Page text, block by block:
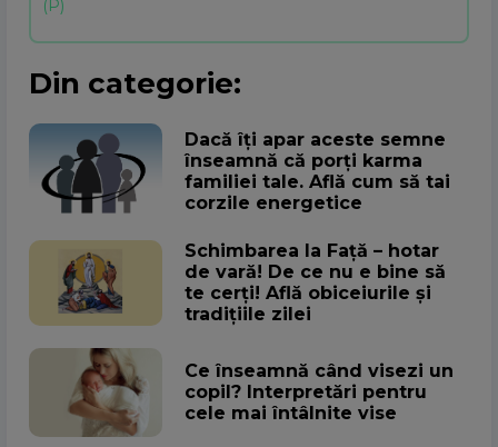
Din categorie:
Dacă îți apar aceste semne
înseamnă că porți karma
familiei tale. Află cum să tai
corzile energetice
Schimbarea la Față – hotar
de vară! De ce nu e bine să
te cerți! Află obiceiurile și
tradițiile zilei
Ce înseamnă când visezi un
copil? Interpretări pentru
cele mai întâlnite vise